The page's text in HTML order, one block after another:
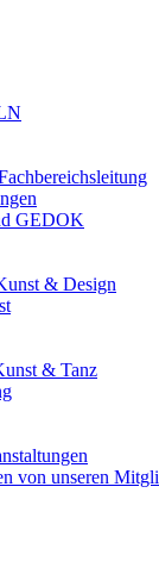
GEDOK
& Design
& Tanz
von unseren